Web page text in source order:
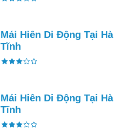
Mái Hiên Di Động Tại Hà
Tĩnh
Mái Hiên Di Động Tại Hà
Tĩnh